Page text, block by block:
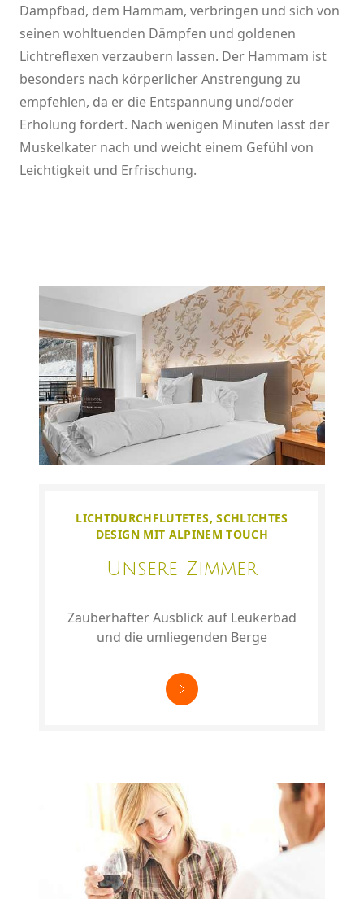
Dampfbad, dem Hammam, verbringen und sich von
seinen wohltuenden Dämpfen und goldenen
Lichtreflexen verzaubern lassen. Der Hammam ist
besonders nach körperlicher Anstrengung zu
empfehlen, da er die Entspannung und/oder
Erholung fördert. Nach wenigen Minuten lässt der
Muskelkater nach und weicht einem Gefühl von
Leichtigkeit und Erfrischung.
LICHTDURCHFLUTETES, SCHLICHTES
DESIGN MIT ALPINEM TOUCH
Unsere Zimmer
Zauberhafter Ausblick auf Leukerbad
und die umliegenden Berge